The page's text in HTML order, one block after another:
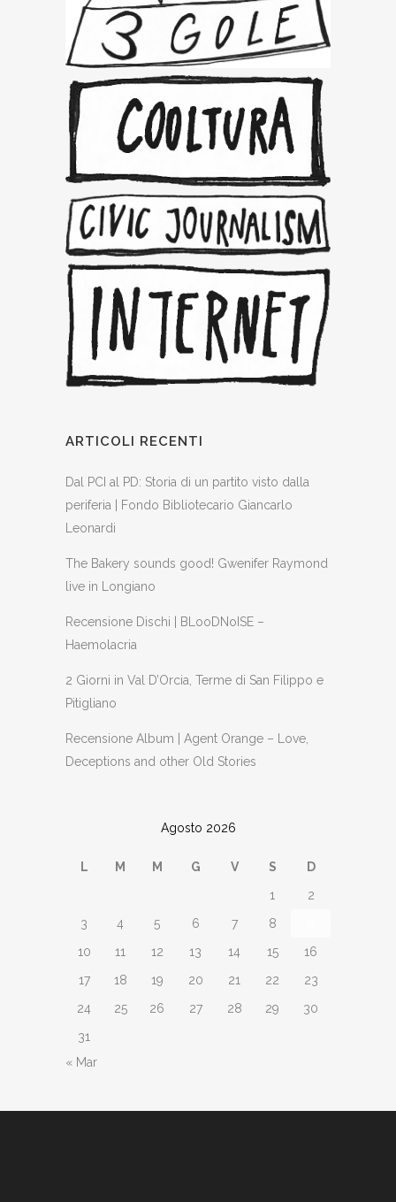
ARTICOLI RECENTI
Dal PCI al PD: Storia di un partito visto dalla
periferia | Fondo Bibliotecario Giancarlo
Leonardi
The Bakery sounds good! Gwenifer Raymond
live in Longiano
Recensione Dischi | BLooDNoISE –
Haemolacria
2 Giorni in Val D’Orcia, Terme di San Filippo e
Pitigliano
Recensione Album | Agent Orange – Love,
Deceptions and other Old Stories
Agosto 2026
L M M G V S
D
1
2
3
4 5 6 7 8
10
11 12 13 14 15
16
17
18 19 20 21 22
23
24
25 26 27 28 29
30
31
« Mar